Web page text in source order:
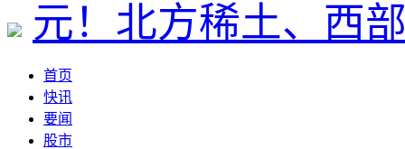
首页
快讯
要闻
股市